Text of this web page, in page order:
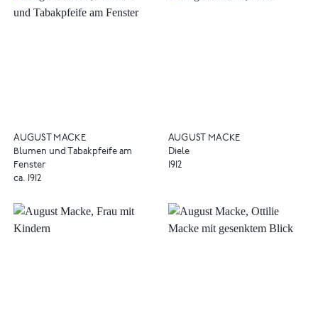
AUGUST MACKE
Blumen und Tabakpfeife am
Fenster
ca. 1912
AUGUST MACKE
Diele
1912